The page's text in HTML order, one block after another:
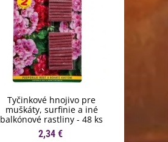
Tyčinkové hnojivo pre
muškáty, surfinie a iné
balkónové rastliny - 48 ks
2,34 €